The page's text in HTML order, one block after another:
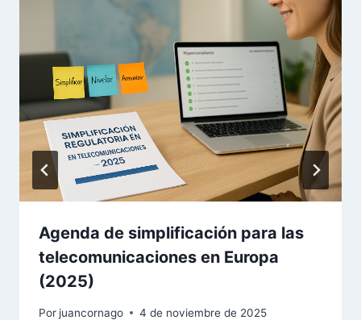
Agenda de simplificación para las
telecomunicaciones en Europa
(2025)
Por juancornago 4 de noviembre de 2025